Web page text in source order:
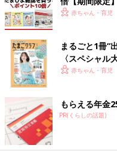
赤ちゃん・育児
まるごと1冊“
〈スペシャ
赤ちゃん・育児
もらえる年金
PR(くらしの話題)